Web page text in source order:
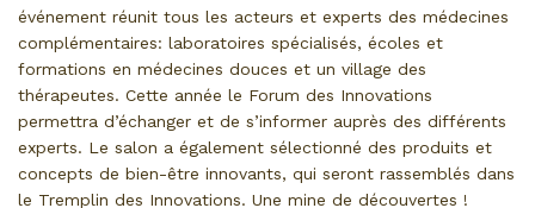
événement réunit tous les acteurs et experts des médecines
complémentaires: laboratoires spécialisés, écoles et
formations en médecines douces et un village des
thérapeutes. Cette année le Forum des Innovations
permettra d’échanger et de s’informer auprès des différents
experts. Le salon a également sélectionné des produits et
concepts de bien-être innovants, qui seront rassemblés dans
le Tremplin des Innovations. Une mine de découvertes !